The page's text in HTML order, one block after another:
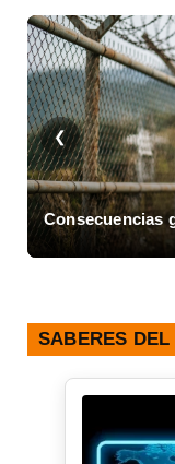
❮
Consecuencias
SABERES DEL